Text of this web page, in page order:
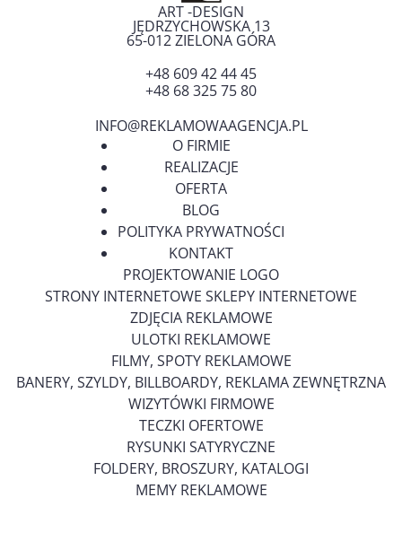
ART -DESIGN
JĘDRZYCHOWSKA 13
65-012ZIELONA GÓRA
+48 609 42 44 45
+48 68 325 75 80
INFO@REKLAMOWAAGENCJA.PL
O FIRMIE
REALIZACJE
OFERTA
BLOG
POLITYKA PRYWATNOŚCI
KONTAKT
PROJEKTOWANIE LOGO
STRONY INTERNETOWE SKLEPY INTERNETOWE
ZDJĘCIA REKLAMOWE
ULOTKI REKLAMOWE
FILMY, SPOTY REKLAMOWE
BANERY, SZYLDY, BILLBOARDY, REKLAMA ZEWNĘTRZNA
WIZYTÓWKI FIRMOWE
TECZKI OFERTOWE
RYSUNKI SATYRYCZNE
FOLDERY, BROSZURY, KATALOGI
MEMY REKLAMOWE